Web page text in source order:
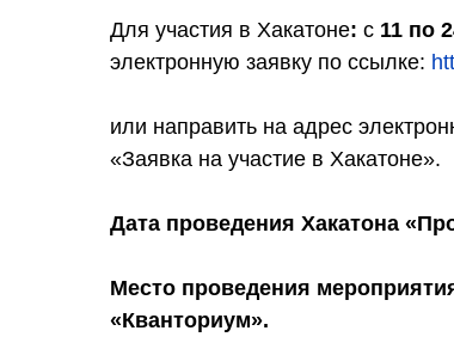
Для участия в Хакатоне: с 11 по
электронную заявку по ссылке:
или направить на адрес
«Заявка на участие в Хакатоне».
Дата проведения Хакатона
Место проведения
«Кванториум».